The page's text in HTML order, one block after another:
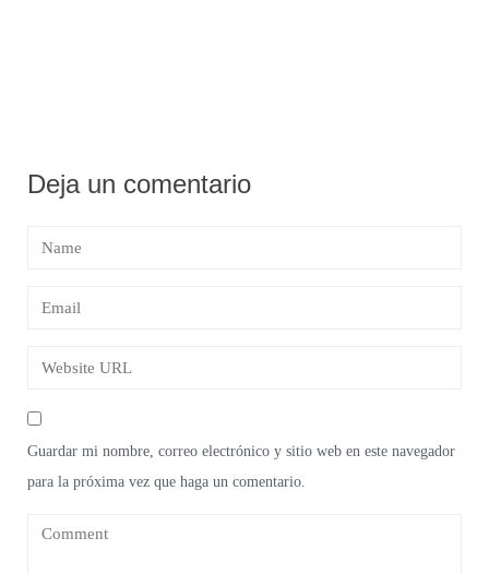
Deja un comentario
Guardar mi nombre, correo electrónico y sitio web en este navegador
para la próxima vez que haga un comentario.